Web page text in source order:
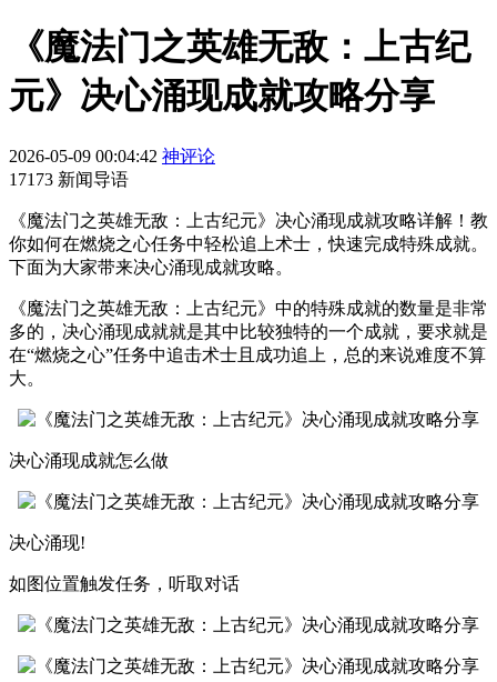
《魔法门之英雄无敌：上古纪
元》决心涌现成就攻略分享
2026-05-09 00:04:42 神评论
17173 新闻导语
《魔法门之英雄无敌：上古纪元》决心涌现成就攻略详解！教
你如何在燃烧之心任务中轻松追上术士，快速完成特殊成就。
下面为大家带来决心涌现成就攻略。
《魔法门之英雄无敌：上古纪元》中的特殊成就的数量是非常
多的，决心涌现成就就是其中比较独特的一个成就，要求就是
在“燃烧之心”任务中追击术士且成功追上，总的来说难度不算
大。
决心涌现成就怎么做
决心涌现!
如图位置触发任务，听取对话